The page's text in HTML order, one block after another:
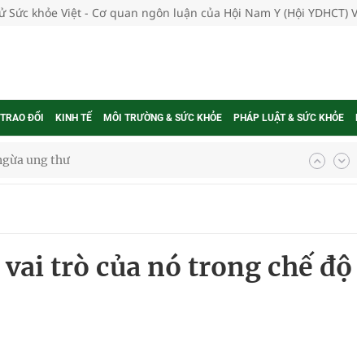
Sức khỏe Việt - Cơ quan ngôn luận của Hội Nam Y (Hội YDHCT)
ĐỔI KINH TẾ MÔI TRƯỜNG & SỨC KHỎE PHÁP LUẬT & SỨC KHỎE
ung thư
quốc
mới của Việt Nam
hai cấp trong quản lý hoạt động nha khoa,
vai trò của nó trong chế